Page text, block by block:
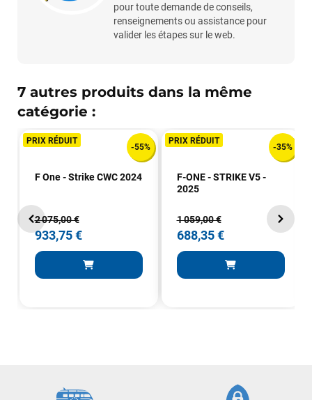
pour toute demande de conseils,
renseignements ou assistance pour
valider les étapes sur le web.
7 autres produits dans la même
catégorie :
PRIX RÉDUIT
-55%
F One - Strike CWC 2024
2 075,00 €
933,75 €
PRIX RÉDUIT
-35%
F-ONE - STRIKE V5 -
2025
1 059,00 €
688,35 €